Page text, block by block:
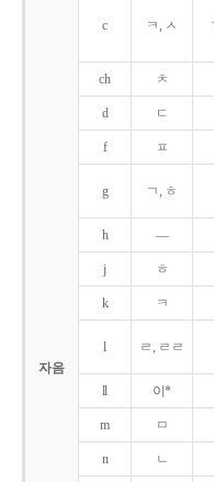
자음
c ㅋ, ㅅ
ch ㅊ
d ㄷ
f ㅍ
g ㄱ, ㅎ
h ―
j ㅎ
k ㅋ
l ㄹ, ㄹㄹ
ll 이*
m ㅁ
n ㄴ